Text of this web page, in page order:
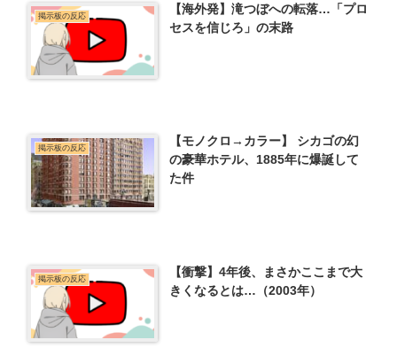
掲示板の反応
【海外発】滝つぼへの転落…「プロ
セスを信じろ」の末路
掲示板の反応
【モノクロ→カラー】 シカゴの幻
の豪華ホテル、1885年に爆誕して
た件
掲示板の反応
【衝撃】4年後、まさかここまで大
きくなるとは…（2003年）